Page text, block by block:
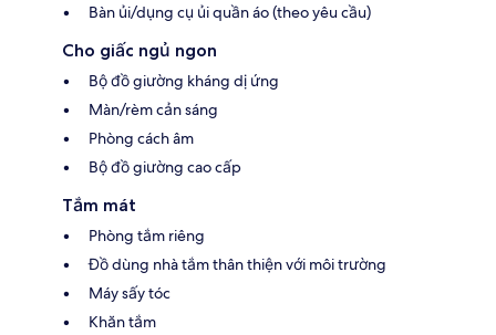
Bàn ủi/dụng cụ ủi quần áo (theo yêu cầu)
Cho giấc ngủ ngon
Bộ đồ giường kháng dị ứng
Màn/rèm cản sáng
Phòng cách âm
Bộ đồ giường cao cấp
Tắm mát
Phòng tắm riêng
Đồ dùng nhà tắm thân thiện với môi trường
Máy sấy tóc
Khăn tắm